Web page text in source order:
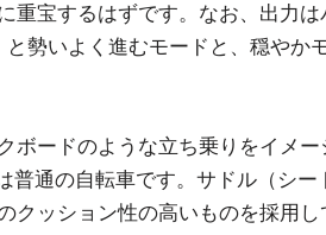
重宝するはずです。なお、出力は
勢いよく進むモードと、穏やか
ボードのような立ち乗りをイメー
普通の自転車です。サドル（シー
ッション性の高いものを採用し